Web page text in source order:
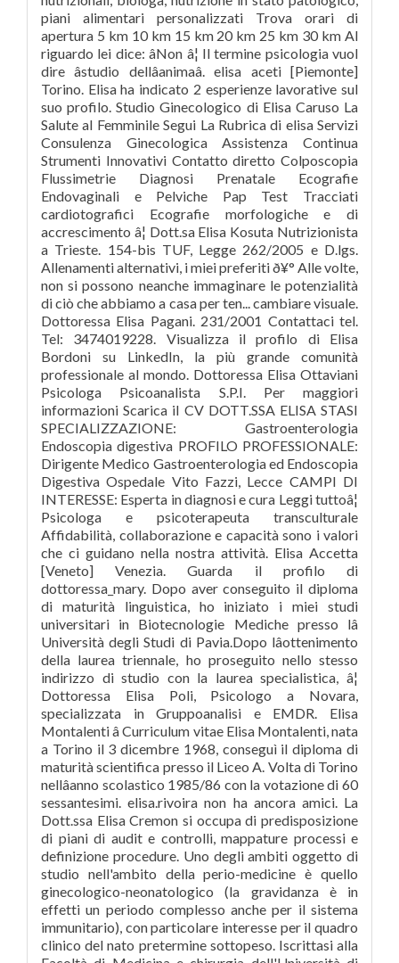
piani alimentari personalizzati Trova orari di
apertura 5 km 10 km 15 km 20 km 25 km 30 km Al
riguardo lei dice: âNon â¦ Il termine psicologia vuol
dire âstudio dellâanimaâ. elisa aceti [Piemonte]
Torino. Elisa ha indicato 2 esperienze lavorative sul
suo profilo. Studio Ginecologico di Elisa Caruso La
Salute al Femminile Segui La Rubrica di elisa Servizi
Consulenza Ginecologica Assistenza Continua
Strumenti Innovativi Contatto diretto Colposcopia
Flussimetrie Diagnosi Prenatale Ecografie
Endovaginali e Pelviche Pap Test Tracciati
cardiotografici Ecografie morfologiche e di
accrescimento â¦ Dott.sa Elisa Kosuta Nutrizionista
a Trieste. 154-bis TUF, Legge 262/2005 e D.lgs.
Allenamenti alternativi, i miei preferiti ð¥° Alle volte,
non si possono neanche immaginare le potenzialità
di ciò che abbiamo a casa per ten... cambiare visuale.
Dottoressa Elisa Pagani. 231/2001 Contattaci tel.
Tel: 3474019228. Visualizza il profilo di Elisa
Bordoni su LinkedIn, la più grande comunità
professionale al mondo. Dottoressa Elisa Ottaviani
Psicologa Psicoanalista S.P.I. Per maggiori
informazioni Scarica il CV DOTT.SSA ELISA STASI
SPECIALIZZAZIONE: Gastroenterologia
Endoscopia digestiva PROFILO PROFESSIONALE:
Dirigente Medico Gastroenterologia ed Endoscopia
Digestiva Ospedale Vito Fazzi, Lecce CAMPI DI
INTERESSE: Esperta in diagnosi e cura Leggi tuttoâ¦
Psicologa e psicoterapeuta transculturale
Affidabilità, collaborazione e capacità sono i valori
che ci guidano nella nostra attività. Elisa Accetta
[Veneto] Venezia. Guarda il profilo di
dottoressa_mary. Dopo aver conseguito il diploma
di maturità linguistica, ho iniziato i miei studi
universitari in Biotecnologie Mediche presso lâ
Università degli Studi di Pavia.Dopo lâottenimento
della laurea triennale, ho proseguito nello stesso
indirizzo di studio con la laurea specialistica, â¦
Dottoressa Elisa Poli, Psicologo a Novara,
specializzata in Gruppoanalisi e EMDR. Elisa
Montalenti â Curriculum vitae Elisa Montalenti, nata
a Torino il 3 dicembre 1968, conseguì il diploma di
maturità scientifica presso il Liceo A. Volta di Torino
nellâanno scolastico 1985/86 con la votazione di 60
sessantesimi. elisa.rivoira non ha ancora amici. La
Dott.ssa Elisa Cremon si occupa di predisposizione
di piani di audit e controlli, mappature processi e
definizione procedure. Uno degli ambiti oggetto di
studio nell'ambito della perio-medicine è quello
ginecologico-neonatologico (la gravidanza è in
effetti un periodo complesso anche per il sistema
immunitario), con particolare interesse per il quadro
clinico del nato pretermine sottopeso. Iscrittasi alla